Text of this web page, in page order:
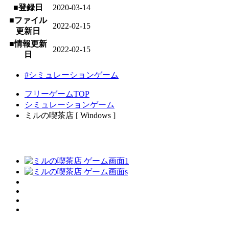
■登録日
2020-03-14
■ファイル
更新日
2022-02-15
■情報更新
日
2022-02-15
#シミュレーションゲーム
フリーゲームTOP
シミュレーションゲーム
ミルの喫茶店 [ Windows ]